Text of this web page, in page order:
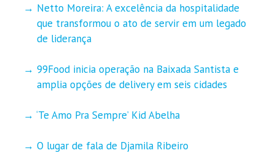
Netto Moreira: A excelência da hospitalidade
que transformou o ato de servir em um legado
de liderança
99Food inicia operação na Baixada Santista e
amplia opções de delivery em seis cidades
‘Te Amo Pra Sempre’ Kid Abelha
O lugar de fala de Djamila Ribeiro